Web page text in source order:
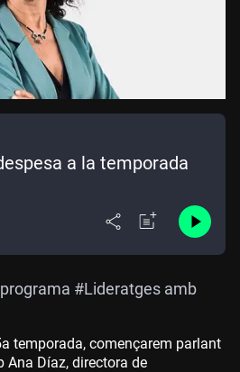
a la temporada
#Lideratges amb
temporada, començarem parlant
Ana Díaz, directora de